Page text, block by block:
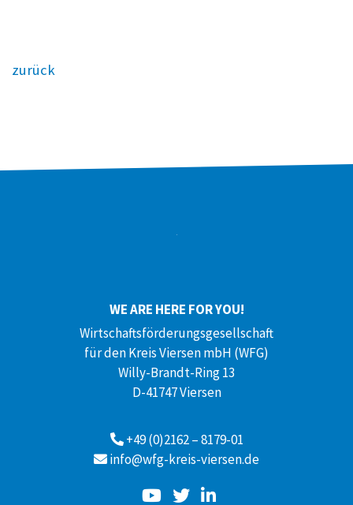
zurück
WE ARE HERE FOR YOU!
Wirtschaftsförderungsgesellschaft
für den Kreis Viersen mbH (WFG)
Willy-Brandt-Ring 13
D-41747 Viersen
+49 (0)2162 – 8179-01
info@wfg-kreis-viersen.de